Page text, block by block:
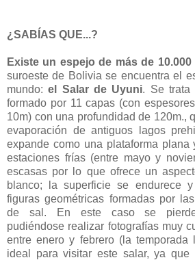
¿SABÍAS QUE...?
Existe un espejo de más de
suroeste de Bolivia se encuentra el
mundo:el Salar de Uyuni. Se trata
formado por 11 capas (con
10m) con una profundidad de 120m.,
evaporación de antiguos lagos
expande como una plataforma plana
estaciones frías (entre mayo y
escasas por lo que ofrece un
blanco; la superficie se endurece
figuras geométricas formadas por
de sal. En este caso se
pudiéndose realizar fotografías muy
entre enero y febrero (la temporada
ideal para visitar este salar, ya